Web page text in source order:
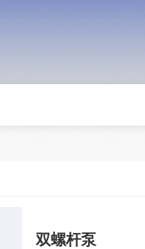
双螺杆泵